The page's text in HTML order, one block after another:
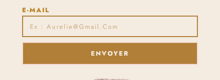
E-MAIL
ENVOYER